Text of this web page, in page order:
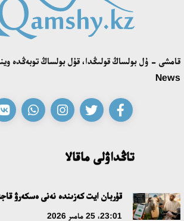
اقەركە امالياتتى قابىلدادى
قازاق تىلىندەگى «قۇت» كونسەپتىسىنىڭ
ابايدىڭ ادام تاربيەسى تۋرالى كوزقاراستارىنىڭ
مە؟
18:16، 20 شىلدە 2026
News
تاڭداۋلى ماقالا
قۇربان ايت كەزىندە نەنى ەسكەرۋ
23:01، 25 مامىر 2026